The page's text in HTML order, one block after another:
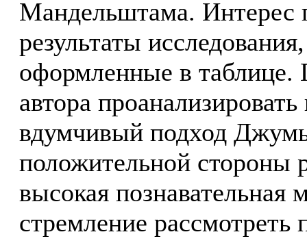
Мандельштама. Интерес
результаты
оформленные в таблице.
автора
вдумчивый подход
положительной стороны
высокая познавательная
стремление